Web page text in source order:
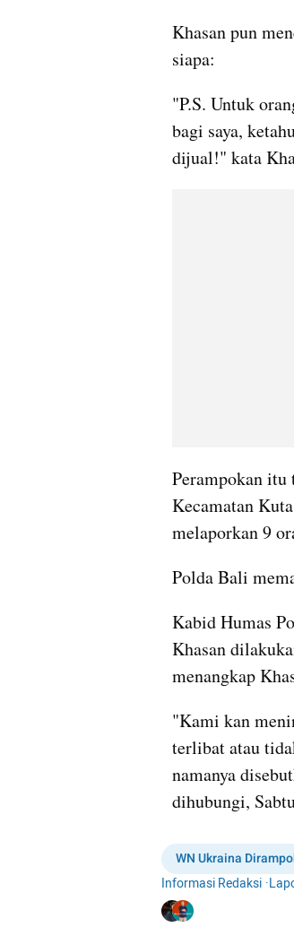
Khasan pun
siapa:
"P.S. Untuk
bagi saya,
dijual!" kata
Perampokan itu
Kecamatan
melaporkan 9
Polda Bali
Kabid Humas
Khasan
menangkap
"Kami kan
terlibat atau
namanya
dihubungi,
WN Ukraina
Informasi Redaksi ·